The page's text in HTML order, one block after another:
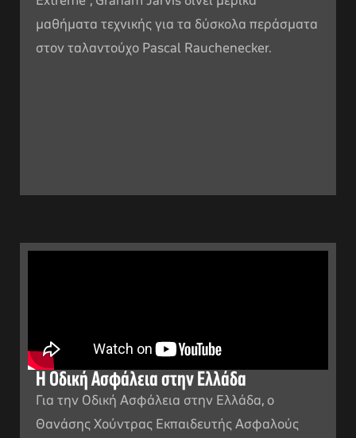
μαθήματα τεχνικής για τα δύσκολα περάσματα
στον ταλαντούχο Pascal Rauchenecker.
Η Οδική Ασφάλεια στην Eλλάδα
Για την Οδική Ασφάλεια στην Ελλάδα, ο
Θανάσης Χούντρας Εκπαιδευτής Ασφαλούς